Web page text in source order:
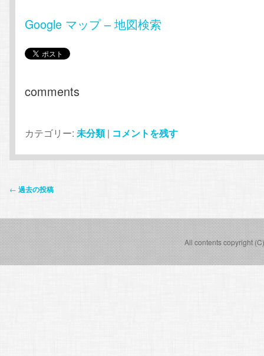
Google マップ – 地図検索
comments
カテゴリー: 未分類 | コメントを残す
投
ナ
← 過去の投稿
All contents copyright